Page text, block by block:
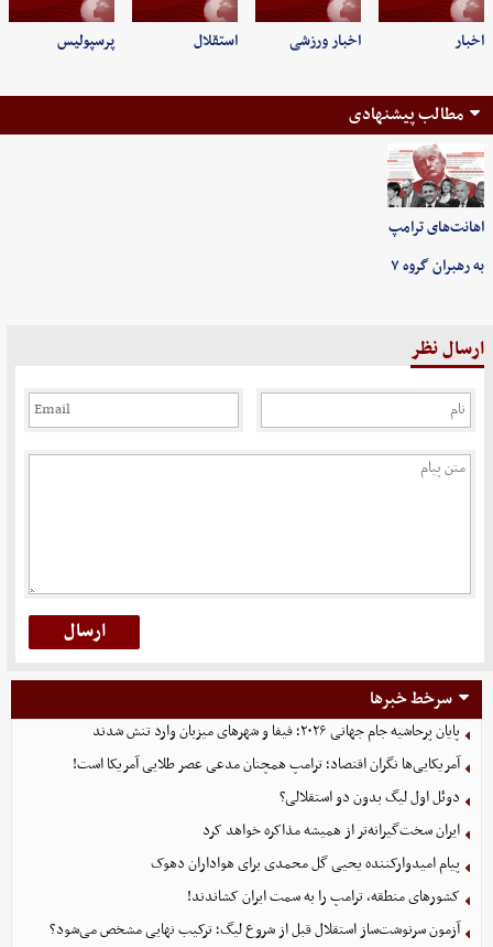
اخبار اخبار ورزشی استقلال پرسپولیس
مطالب پیشنهادی
اهانت‌های ترامپ
به رهبران گروه ۷
ارسال نظر
سرخط خبرها
پایان پرحاشیه جام جهانی ۲۰۲۶؛ فیفا و شهرهای میزبان وارد تنش شدند
آمریکایی‌ها نگران اقتصاد؛ ترامپ همچنان مدعی عصر طلایی آمریکا است!
دوئل اول لیگ بدون دو استقلالی؟
ایران سخت‌گیرانه‌تر از همیشه مذاکره خواهد کرد
پیام امیدوارکننده یحیی گل محمدی برای هواداران دهوک
کشورهای منطقه، ترامپ را به سمت ایران کشاندند!
آزمون سرنوشت‌ساز استقلال قبل از شروع لیگ؛ ترکیب نهایی مشخص می‌شود؟